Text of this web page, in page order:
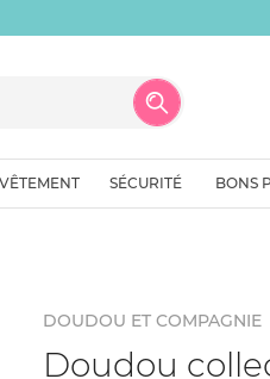
VÊTEMENT SÉCURITÉ BONS
DOUDOU ET COMPAGNIE
Doudou